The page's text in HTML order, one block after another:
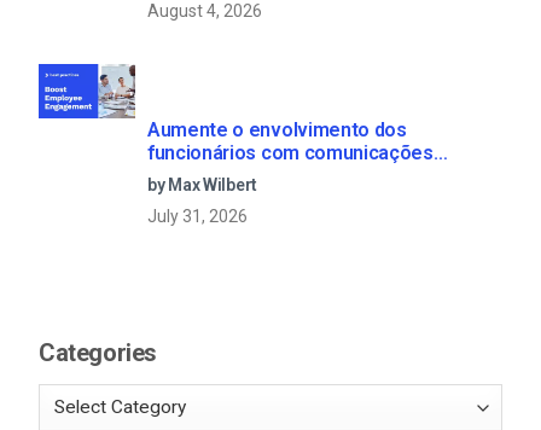
August 4, 2026
Aumente o envolvimento dos
funcionários com comunicações
empresariais em direto
by Max Wilbert
July 31, 2026
Categories